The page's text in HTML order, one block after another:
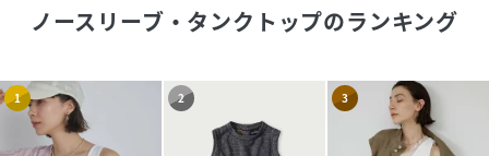
ノースリーブ・タンクトップのランキング
1 2 3